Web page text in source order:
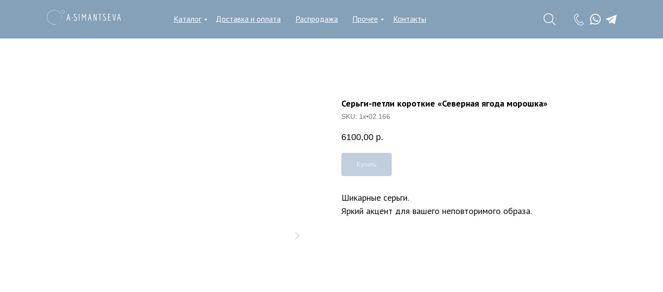
Каталог Контакты
Доставка и оплата Прочее
Распродажа
Серьги-петли короткие «Северная ягода морошка»
SKU: 1к•02.166
6100,00 р.
Купить
Шикарные серьги.
Яркий акцент для вашего неповторимого образа.